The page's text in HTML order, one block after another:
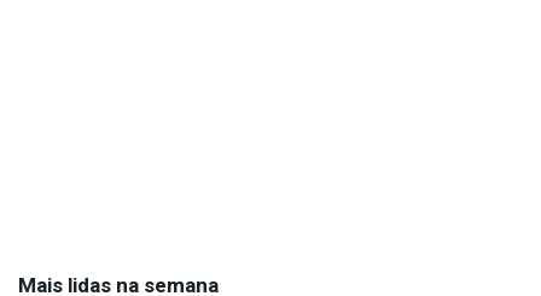
Mais lidas na semana